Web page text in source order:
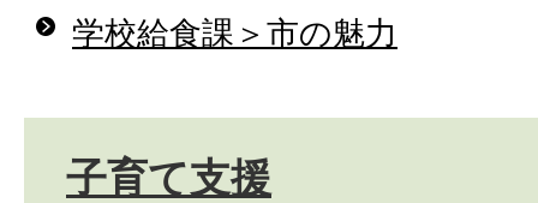
学校給食課＞市の魅力
子育て支援